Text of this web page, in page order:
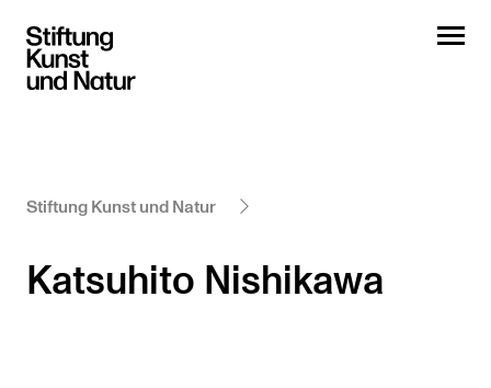
Stiftung Kunst und Natur
Katsuhito Nishikawa